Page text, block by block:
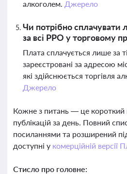
алкоголем. Джерело
Чи потрібно сплачувати
за всі РРО у торговому
Плата сплачується лише за
зареєстровані за адресою
які здійснюється торгівля
Джерело
Кожне з питань — це короткий
публікацій за день. Повний
посиланнями та розширений
доступні у комерційній версії
Стисло про головне: